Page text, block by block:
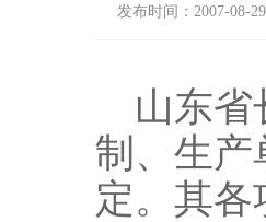
发布时间：2007-08-
山东省
制、生产
定。其各